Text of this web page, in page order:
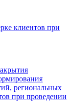
клиентов при
региональных
при проведении